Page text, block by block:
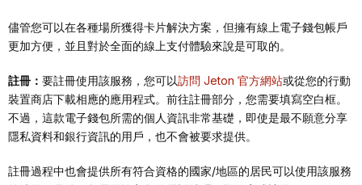
儘管您可以在各種場所獲得卡片解決方案，但擁有線上電子錢包帳戶
更加方便，並且對於全面的線上支付體驗來說是可取的。
註冊： 要註冊使用該服務，您可以訪問 Jeton 官方網站或從您的行動
裝置商店下載相應的應用程式。前往註冊部分，您需要填寫空白框。
不過，這款電子錢包所需的個人資訊非常基礎，即使是最不願意分享
隱私資料和銀行資訊的用戶，也不會被要求提供。
註冊過程中也會提供所有符合資格的國家/地區的居民可以使用該服務